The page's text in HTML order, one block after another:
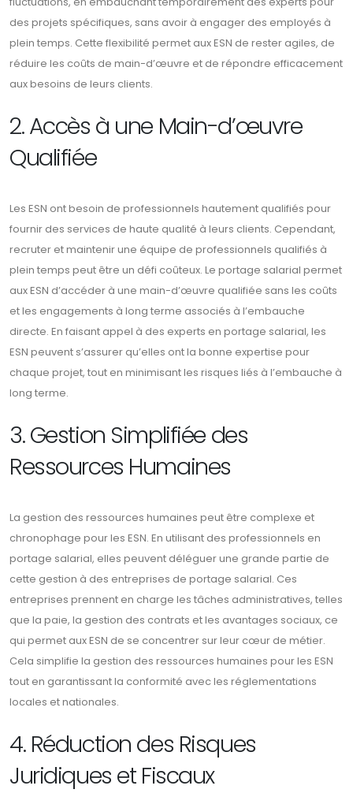
des projets spécifiques, sans avoir à engager des employés à
plein temps. Cette flexibilité permet aux ESN de rester agiles, de
réduire les coûts de main-d’œuvre et de répondre efficacement
aux besoins de leurs clients.
2. Accès à une Main-d’œuvre
Qualifiée
Les ESN ont besoin de professionnels hautement qualifiés pour
fournir des services de haute qualité à leurs clients. Cependant,
recruter et maintenir une équipe de professionnels qualifiés à
plein temps peut être un défi coûteux. Le portage salarial permet
aux ESN d’accéder à une main-d’œuvre qualifiée sans les coûts
et les engagements à long terme associés à l’embauche
directe. En faisant appel à des experts en portage salarial, les
ESN peuvent s’assurer qu’elles ont la bonne expertise pour
chaque projet, tout en minimisant les risques liés à l’embauche à
long terme.
3. Gestion Simplifiée des
Ressources Humaines
La gestion des ressources humaines peut être complexe et
chronophage pour les ESN. En utilisant des professionnels en
portage salarial, elles peuvent déléguer une grande partie de
cette gestion à des entreprises de portage salarial. Ces
entreprises prennent en charge les tâches administratives, telles
que la paie, la gestion des contrats et les avantages sociaux, ce
qui permet aux ESN de se concentrer sur leur cœur de métier.
Cela simplifie la gestion des ressources humaines pour les ESN
tout en garantissant la conformité avec les réglementations
locales et nationales.
4. Réduction des Risques
Juridiques et Fiscaux